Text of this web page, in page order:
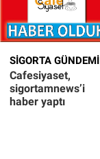
SIGORTA GÜNDEMI
Cafesiyaset,
sigortamnews’i
haber yaptı